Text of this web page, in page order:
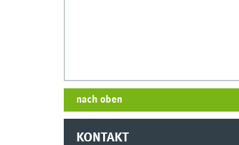
nach oben
KONTAKT